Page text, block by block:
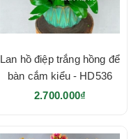
Lan hồ điệp trắng hồng để
bàn cắm kiểu - HD536
2.700.000₫